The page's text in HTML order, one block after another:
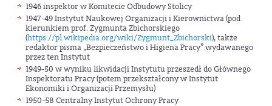
1946 inspektor w Komitecie Odbudowy Stolicy
1947-49 Instytut Naukowej Organizacji i Kierownictwa (pod
kierunkiem prof. Zygmunta Zbichorskiego
(https://pl.wikipedia.org/wiki/Zygmunt_Zbichorski), także
redaktor pisma „Bezpieczeństwo i Higiena Pracy” wydawanego
przez ten Instytut
1949-50 w wyniku likwidacji Instytutu przeszedł do Głównego
Inspektoratu Pracy (potem przekształcony w Instytut
Ekonomiki i Organizacji Przemysłu)
1950-58 Centralny Instytut Ochrony Pracy